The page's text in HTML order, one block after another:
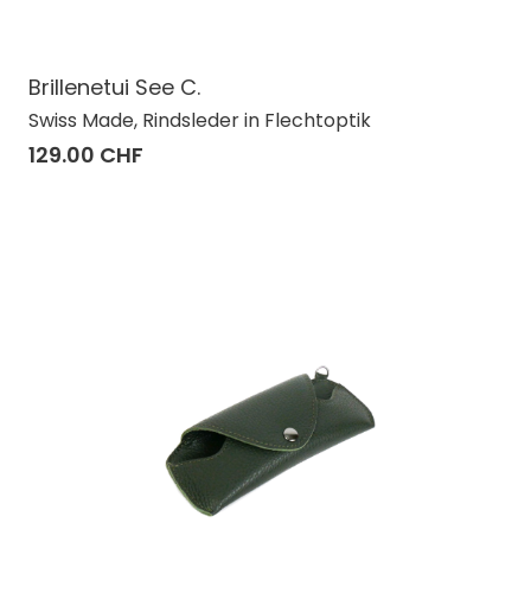
Brillenetui See C.
Swiss Made, Rindsleder in Flechtoptik
129.00 CHF